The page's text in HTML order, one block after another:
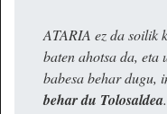
ATARIA ez da soilik
baten ahotsa da, eta
babesa behar dugu,
behar du Tolosaldea